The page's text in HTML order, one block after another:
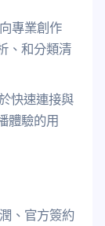
專業創作
、和分類清
快速連接與
體驗的用
、官方簽約